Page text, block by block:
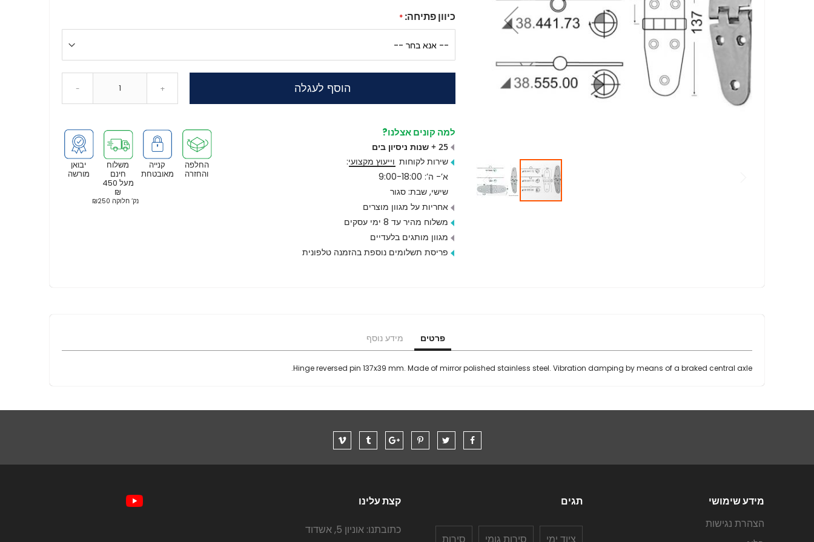
כיוון פתיחה:
- + הוסף לעגלה
יבואן
מורשה
משלוח
חינם
מעל 450
₪
נק’ חלוקה ₪250
קנייה
מאובטחת
החלפה
והחזרה
למה קונים אצלנו?
25 + שנות ניסיון בים
שירות לקוחות וייעוץ מקצועי:
א’- ה’: 9:00-18:00
שישי, שבת: סגור
אחריות על מגוון מוצרים
משלוח מהיר עד 8 ימי עסקים
מגוון מותגים בלעדיים
פריסת תשלומים נוספת בהזמנה טלפונית
פרטים
Hinge reversed pin 137x39 mm. Made of mirror polished stainless steel. Vibration damping by means of a braked central axle.
מידע נוסף
מידע שימושי
הצהרת נגישות
תגים קצת עלינו
כתובתנו: אוניון 5, אשדוד